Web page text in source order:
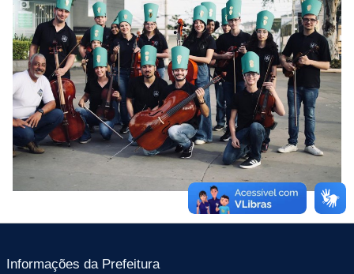
Informações da Prefeitura